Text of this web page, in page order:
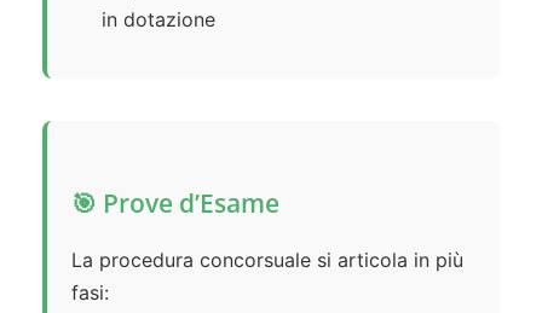
in dotazione
🎯 Prove d’Esame
La procedura concorsuale si articola in più
fasi: